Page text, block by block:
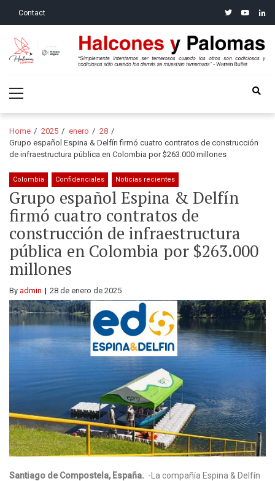
Contact twitteryoutube
Halcones y Palomas
Menu
Home 2025 enero
28
Grupo español Espina & Delfín firmó cuatro contratos de construcción
de infraestructura pública en Colombia por $263.000 millones
Colombia Confidenciales Noticias recientes
Grupo español Espina & Delfín
firmó cuatro contratos de
construcción de infraestructura
pública en Colombia por $263.000
millones
By admin 28 de enero de 2025
Santiago de Compostela, España. -La compañía Espina & Delfín